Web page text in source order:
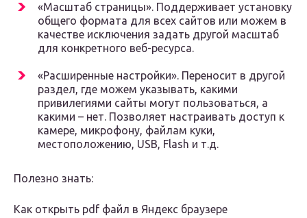
«Масштаб страницы». Поддерживает установку
общего формата для всех сайтов или можем в
качестве исключения задать другой масштаб
для конкретного веб-ресурса.
«Расширенные настройки». Переносит в другой
раздел, где можем указывать, какими
привилегиями сайты могут пользоваться, а
какими – нет. Позволяет настраивать доступ к
камере, микрофону, файлам куки,
местоположению, USB, Flash и т.д.
Полезно знать:
Как открыть pdf файл в Яндекс браузере